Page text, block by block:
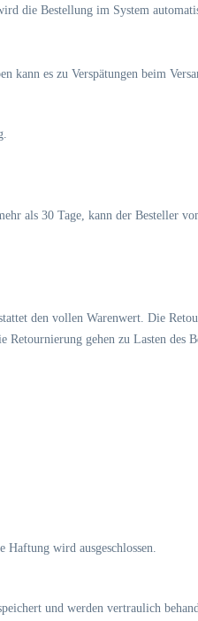
die Bestellung im System
kann es zu Verspätungen beim
als 30 Tage, kann der Besteller
den vollen Warenwert. Die
gehen zu Lasten des
Haftung wird ausgeschlossen.
und werden vertraulich